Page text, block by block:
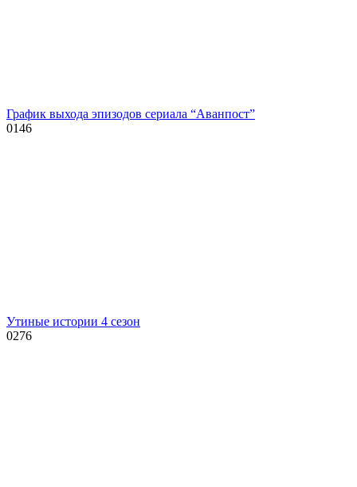
График выхода эпизодов сериала “Аванпост”
0146
Утиные истории 4 сезон
0276